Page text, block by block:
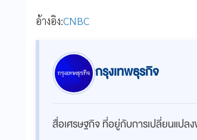
อ้างอิง:CNBC
กรุงเทพธุรกิจ
สื่อเศรษฐกิจ ที่อยู่กับการเปลี่ยนแปล